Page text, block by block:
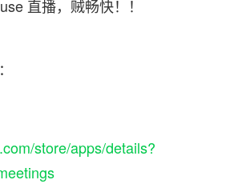
直播，贼畅快！！
store/apps/details?